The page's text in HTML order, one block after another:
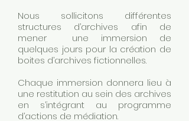
Nous sollicitons différentes
structures d’archives afin de
mener une immersion de
quelques jours pour la création de
boites d’archives fictionnelles.
Chaque immersion donnera lieu à
une restitution au sein des archives
en s’intégrant au programme
d’actions de médiation.